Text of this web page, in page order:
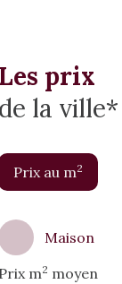
Les prix
de la ville*
Prix au m2
Maison
Prix m2 moyen